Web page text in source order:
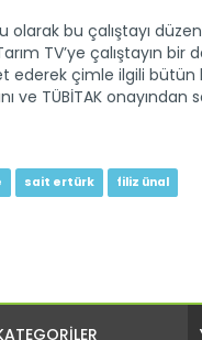
olarak bu çalıştayı
TV’ye çalıştayın bir
çimle ilgili bütün
ve TÜBİTAK
sait ertürk filiz ünal